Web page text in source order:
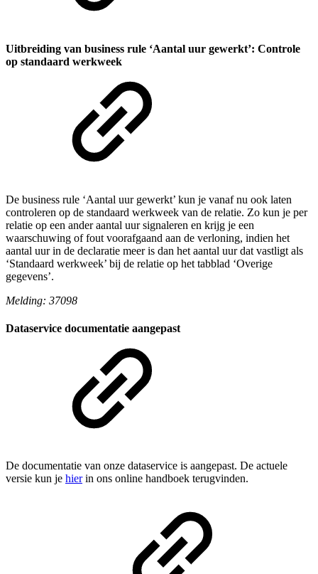
Uitbreiding van business rule ‘Aantal uur gewerkt’: Controle
op standaard werkweek
De business rule ‘Aantal uur gewerkt’ kun je vanaf nu ook laten
controleren op de standaard werkweek van de relatie. Zo kun je per
relatie op een ander aantal uur signaleren en krijg je een
waarschuwing of fout voorafgaand aan de verloning, indien het
aantal uur in de declaratie meer is dan het aantal uur dat vastligt als
‘Standaard werkweek’ bij de relatie op het tabblad ‘Overige
gegevens’.
Melding: 37098
Dataservice documentatie aangepast
De documentatie van onze dataservice is aangepast. De actuele
versie kun je hierin ons online handboek terugvinden.